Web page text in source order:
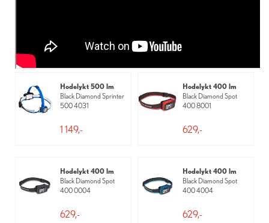
Hodelykt 500 lm
Black Diamond Sprinter
500 4031
1 149,-
Hodelykt 400 lm
Black Diamond Spot
400 8001
629,-
Hodelykt 400 lm
Black Diamond Spot
400 0004
629,-
Hodelykt 400 lm
Black Diamond Spot
400 4004
629,-